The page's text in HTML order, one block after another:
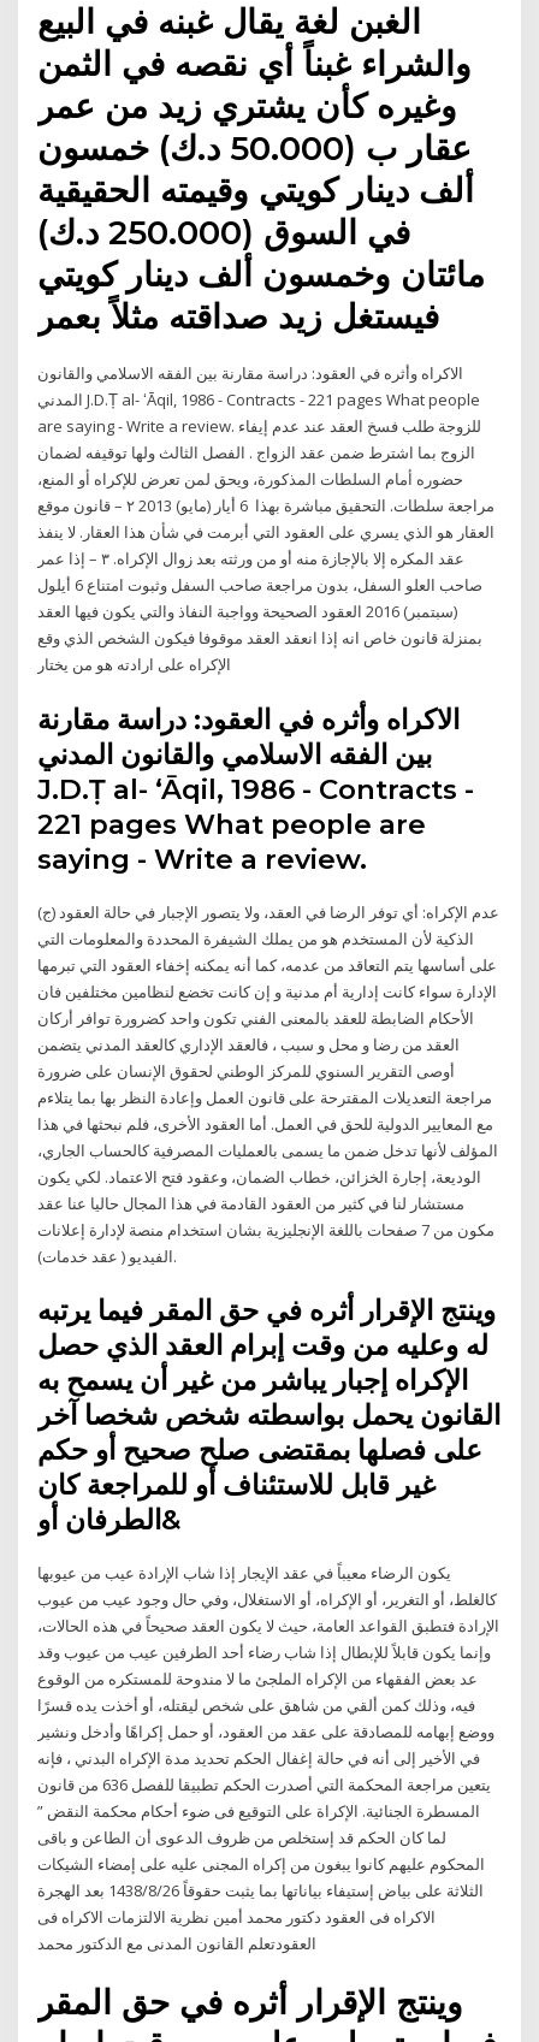
الغبن لغة يقال غبنه في البيع
والشراء غبناً أي نقصه في الثمن
وغيره كأن يشتري زيد من عمر
عقار ب (50.000 د.ك) خمسون
ألف دينار كويتي وقيمته الحقيقية
في السوق (250.000 د.ك)
مائتان وخمسون ألف دينار كويتي
فيستغل زيد صداقته مثلاً بعمر
الاكراه وأثره في العقود: دراسة مقارنة بين الفقه الاسلامي والقانون
المدني J.D.Ṭ al- ʻĀqil, 1986 - Contracts - 221 pages What people
are saying - Write a review. ﻟﻠﺰﻭﺟﺔ ﻃﻠﺐ ﻓﺴﺦ ﺍﻟﻌﻘﺪ ﻋﻨﺪ ﻋﺪﻡ ﺇﻳﻔﺎء
ﺍﻟﺰﻭﺝ ﺑﻤﺎ ﺍﺷﺘﺮﻁ ﺿﻤﻦ ﻋﻘﺪ ﺍﻟﺰﻭﺍﺝ . ﺍﻟﻔﺼﻞ ﺍﻟﺜﺎﻟﺚ ﻭﻟﻬﺎ ﺗﻮﻗﻴﻔﻪ ﻟﻀﻤﺎﻥ
ﺣﻀﻮﺭﻩ ﺃﻣﺎﻡ ﺍﻟﺴﻠﻄﺎﺕ ﺍﻟﻤﺬﻛﻮﺭﺓ، ﻭﻳﺤﻖ ﻟﻤﻦ ﺗﻌﺮﺽ ﻟﻺﻛﺮﺍﻩ ﺃﻭ ﺍﻟﻤﻨﻊ،
ﻣﺮﺍﺟﻌﺔ ﺳﻠﻄﺎﺕ. ﺍﻟﺘﺤﻘﻴﻖ ﻣﺒﺎﺷﺮﺓ ﺑﻬﺬﺍ 6 أيار (مايو) 2013 ٢ – قانون موقع
العقار هو الذي يسري على العقود التي أبرمت في شأن هذا العقار. لا ينفذ
عقد المكره إلا بالإجازة منه أو من ورثته بعد زوال الإكراه. ٣ – إذا عمر
صاحب العلو السفل، بدون مراجعة صاحب السفل وثبوت امتناع 6 أيلول
(سبتمبر) 2016 العقود الصحيحة وواجبة النفاذ والتي يكون فيها العقد
بمنزلة قانون خاص انه إذا انعقد العقد موقوفا فيكون الشخص الذي وقع
الاكراه وأثره في العقود: دراسة مقارنة
بين الفقه الاسلامي والقانون المدني
J.D.Ṭ al- ʻĀqil, 1986 - Contracts -
221 pages What people are
saying - Write a review.
(ج) عدم الإكراه: أي توفر الرضا في العقد، ولا يتصور الإجبار في حالة العقود
الذكية لأن المستخدم هو من يملك الشيفرة المحددة والمعلومات التي
على أساسها يتم التعاقد من عدمه، كما أنه يمكنه إخفاء العقود التي تبرمها
الإدارة سواء كانت إدارية أم مدنية و إن كانت تخضع لنظامين مختلفين فان
الأحكام الضابطة للعقد بالمعنى الفني تكون واحد كضرورة توافر أركان
العقد من رضا و محل و سبب ، فالعقد الإداري كالعقد المدني يتضمن
أوصى التقرير السنوي للمركز الوطني لحقوق الإنسان على ضرورة
مراجعة التعديلات المقترحة على قانون العمل وإعادة النظر بها بما يتلاءم
مع المعايير الدولية للحق في العمل. أما العقود الأخرى، فلم نبحثها في هذا
المؤلف لأنها تدخل ضمن ما يسمى بالعمليات المصرفية كالحساب الجاري،
الوديعة، إجارة الخزائن، خطاب الضمان، وعقود فتح الاعتماد. لكي يكون
مستشار لنا في كثير من العقود القادمة في هذا المجال حاليا عنا عقد
مكون من 7 صفحات باللغة الإنجليزية بشان استخدام منصة لإدارة إعلانات
الفيديو ( عقد خدمات).
وينتج الإقرار أثره في حق المقر فيما يرتبه
له وعليه من وقت إبرام العقد الذي حصل
الإكراه إجبار يباشر من غير أن يسمح به
القانون يحمل بواسطته شخص شخصا آخر
على فصلها بمقتضى صلح صحيح أو حكم
غير قابل للاستئناف أو للمراجعة كان
الطرفان أو&
يكون الرضاء معيباً في عقد الإيجار إذا شاب الإرادة عيب من عيوبها
كالغلط، أو التغرير، أو الإكراه، أو الاستغلال، وفي حال وجود عيب من عيوب
الإرادة فتطبق القواعد العامة، حيث لا يكون العقد صحيحاً في هذه الحالات،
وإنما يكون قابلاً للإبطال إذا شاب رضاء أحد الطرفين عيب من عيوب وقد
عد بعض الفقهاء من الإكراه الملجئ ما لا مندوحة للمستكره من الوقوع
فيه، وذلك كمن ألقي من شاهق على شخص ليقتله، أو أخذت يده قسرًا
ووضع إبهامه للمصادقة على عقد من العقود، أو حمل إكراهًا وأدخل ونشير
في الأخير إلى أنه في حالة إغفال الحكم تحديد مدة الإكراه البدني ، فإنه
يتعين مراجعة المحكمة التي أصدرت الحكم تطبيقا للفصل 636 من قانون
المسطرة الجنائية. الإكراة على التوقيع فى ضوء أحكام محكمة النقض ”
لما كان الحكم قد إستخلص من ظروف الدعوى أن الطاعن و باقى
المحكوم عليهم كانوا يبغون من إكراه المجنى عليه على إمضاء الشيكات
الثلاثة على بياض إستيفاء بياناتها بما يثبت حقوقاً 26‏‏/8‏‏/1438 بعد الهجرة
الاكراه فى العقود دكتور محمد أمين نظرية الالتزمات الاكراه فى
العقودتعلم القانون المدنى مع الدكتور محمد
وينتج الإقرار أثره في حق المقر